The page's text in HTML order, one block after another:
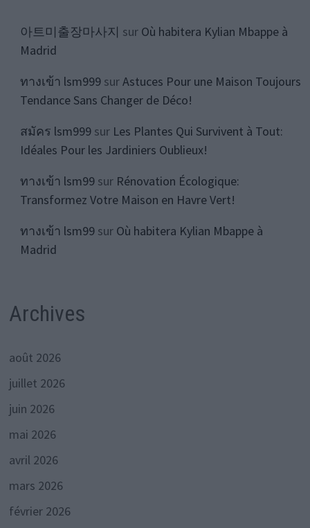
아트미출장마사지 sur Où habitera Kylian Mbappe à
Madrid
ทางเข้า lsm999surAstuces Pour une Maison Toujours
Tendance Sans Changer de Déco!
สมัคร lsm999sur Les Plantes Qui Survivent à Tout:
Idéales Pour les Jardiniers Oublieux!
ทางเข้า lsm99sur Rénovation Écologique:
Transformez Votre Maison en Havre Vert!
ทางเข้า lsm99sur Où habitera Kylian Mbappe à
Madrid
Archives
août 2026
juillet 2026
juin 2026
mai 2026
avril 2026
mars 2026
février 2026